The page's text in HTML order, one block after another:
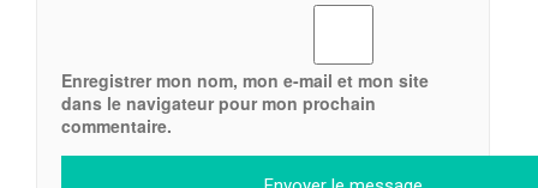
Enregistrer mon nom, mon e-mail et mon site
dans le navigateur pour mon prochain
commentaire.